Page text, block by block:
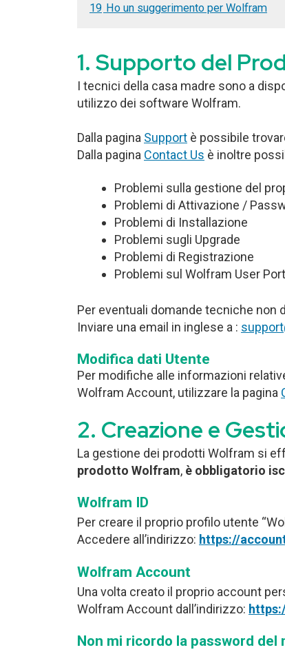
19 Ho un suggerimento per Wolfram
Supporto del
I tecnici della casa madre sono a
utilizzo dei software Wolfram.
Dalla pagina Support è possibile
Dalla pagina Contact Us è inoltre
Problemi sulla gestione del
Problemi di Attivazione /
Problemi di Installazione
Problemi sugli Upgrade
Problemi di Registrazione
Problemi sul Wolfram User
Per eventuali domande tecniche non
Inviare una email in inglese a :
Modifica dati Utente
Per modifiche alle informazioni
Wolfram Account, utilizzare la pagina
Creazione e
La gestione dei prodotti Wolfram si
prodotto Wolfram, è obbligatorio
Wolfram ID
Per creare il proprio profilo utente
Accedere all’indirizzo: https://
Wolfram Account
Una volta creato il proprio account
Wolfram Account dall’indirizzo:
Non mi ricordo la password del